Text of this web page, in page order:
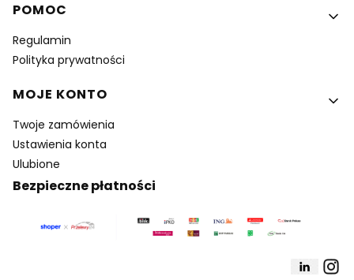
POMOC
Regulamin
Polityka prywatności
MOJE KONTO
Twoje zamówienia
Ustawienia konta
Ulubione
Bezpieczne płatności